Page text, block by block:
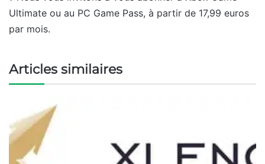
Ultimate ou au PC Game Pass, à partir de 17,99 euros
par mois.
Articles similaires